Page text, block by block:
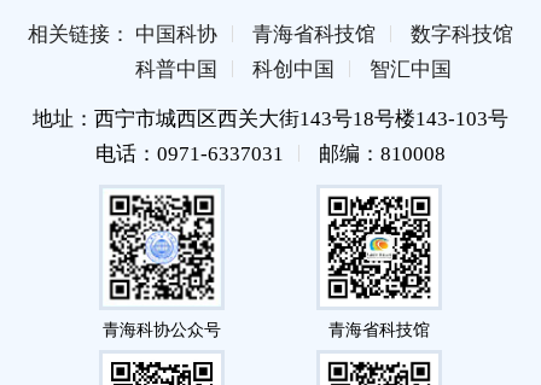
相关链接： 中国科协 青海省科技馆
数字科技馆
科普中国
科创中国 智汇中国
地址：西宁市城西区西关大街143号18号楼143-103号
电话：0971-6337031
邮编：810008
青海科协公众号 青海省科技馆